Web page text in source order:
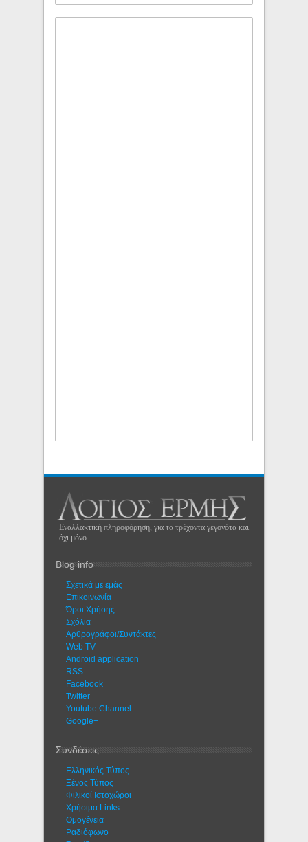
Εναλλακτική πληροφόρηση, για τα τρέχοντα γεγονότα και
όχι μόνο...
Blog info
Σχετικά με εμάς
Eπικοινωνία
Όροι Χρήσης
Σχόλια
Αρθρογράφοι/Συντάκτες
Web TV
Android application
RSS
Facebook
Twitter
Youtube Channel
Google+
Συνδέσεις
Ελληνικός Τύπος
Ξένος Τύπος
Φιλικοί Ιστοχώροι
Χρήσιμα Links
Ομογένεια
Ραδιόφωνο